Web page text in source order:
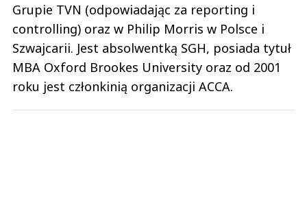
Grupie TVN (odpowiadając za reporting i
controlling) oraz w Philip Morris w Polsce i
Szwajcarii. Jest absolwentką SGH, posiada tytuł
MBA Oxford Brookes University oraz od 2001
roku jest członkinią organizacji ACCA.